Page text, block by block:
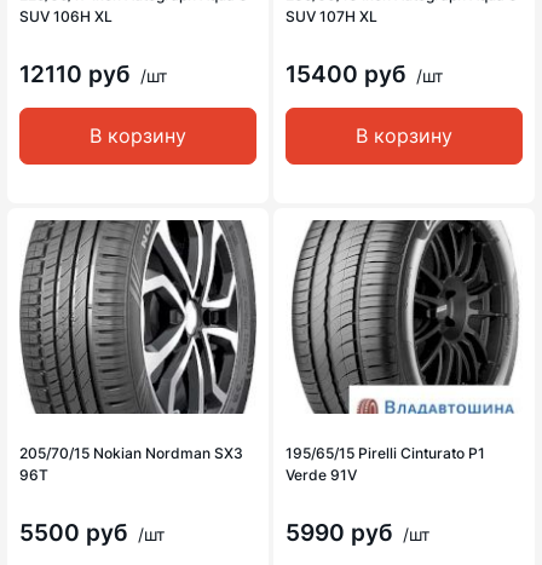
SUV 106H XL
12110 руб /шт
В корзину
SUV 107H XL
15400 руб /шт
В корзину
205/70/15 Nokian Nordman SX3
96T
5500 руб /шт
195/65/15 Pirelli Cinturato P1
Verde 91V
5990 руб /шт